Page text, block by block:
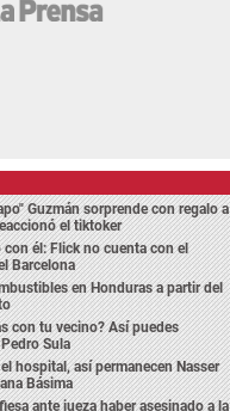
Guzmán sorprende con regalo a
el tiktoker
con él: Flick no cuenta con el
Barcelona
en Honduras a partir del
con tu vecino? Así puedes
Sula
hospital, así permanecen Nasser
Básima
ante jueza haber asesinado a la